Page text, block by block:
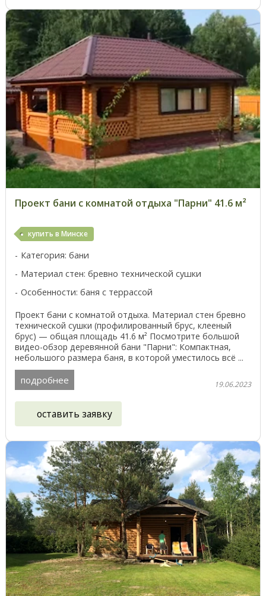
Проект бани с комнатой отдыха "Парни" 41.6 м²
купить в Минске
Категория: бани
Материал стен: бревно технической сушки
Особенности: баня с террассой
Проект бани с комнатой отдыха. Материал стен бревно
технической сушки (профилированный брус, клееный
брус) — общая площадь 41.6 м² Посмотрите большой
видео-обзор деревянной бани "Парни": Компактная,
небольшого размера баня, в которой уместилось всё ...
подробнее 19.06.2023
оставить заявку